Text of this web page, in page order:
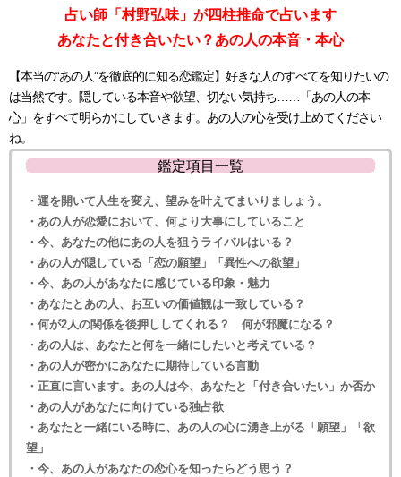
占い師「村野弘味」が四柱推命で占います
あなたと付き合いたい？あの人の本音・本心
【本当の“あの人”を徹底的に知る恋鑑定】好きな人のすべてを知りたいの
は当然です。隠している本音や欲望、切ない気持ち……「あの人の本
心」をすべて明らかにしていきます。あの人の心を受け止めてください
ね。
鑑定項目一覧
・運を開いて人生を変え、望みを叶えてまいりましょう。
・あの人が恋愛において、何より大事にしていること
・今、あなたの他にあの人を狙うライバルはいる？
・あの人が隠している「恋の願望」「異性への欲望」
・今、あの人があなたに感じている印象・魅力
・あなたとあの人、お互いの価値観は一致している？
・何が2人の関係を後押ししてくれる？ 何が邪魔になる？
・あの人は、あなたと何を一緒にしたいと考えている？
・あの人が密かにあなたに期待している言動
・正直に言います。あの人は今、あなたと「付き合いたい」か否か
・あの人があなたに向けている独占欲
・あなたと一緒にいる時に、あの人の心に湧き上がる「願望」「欲
望」
・今、あの人があなたの恋心を知ったらどう思う？